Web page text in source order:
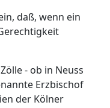
daß, wenn ein
- ob in Neuss
Erzbischof
der Kölner